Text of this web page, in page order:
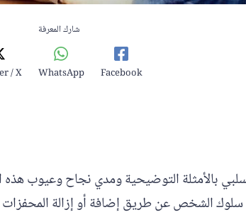
شارك المعرفة
Facebook
WhatsApp
/ X
بالأمثلة التوضيحية ومدي نجاح وعيوب هذه
سلوك الشخص عن طريق إضافة أو إزالة